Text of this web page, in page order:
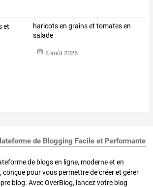
haricots en grains et tomates en
salade
8 août 2026
de Blogging Facile et Performante
de blogs en ligne, moderne et en
pour vous permettre de créer et gérer
blog. Avec OverBlog, lancez votre blog